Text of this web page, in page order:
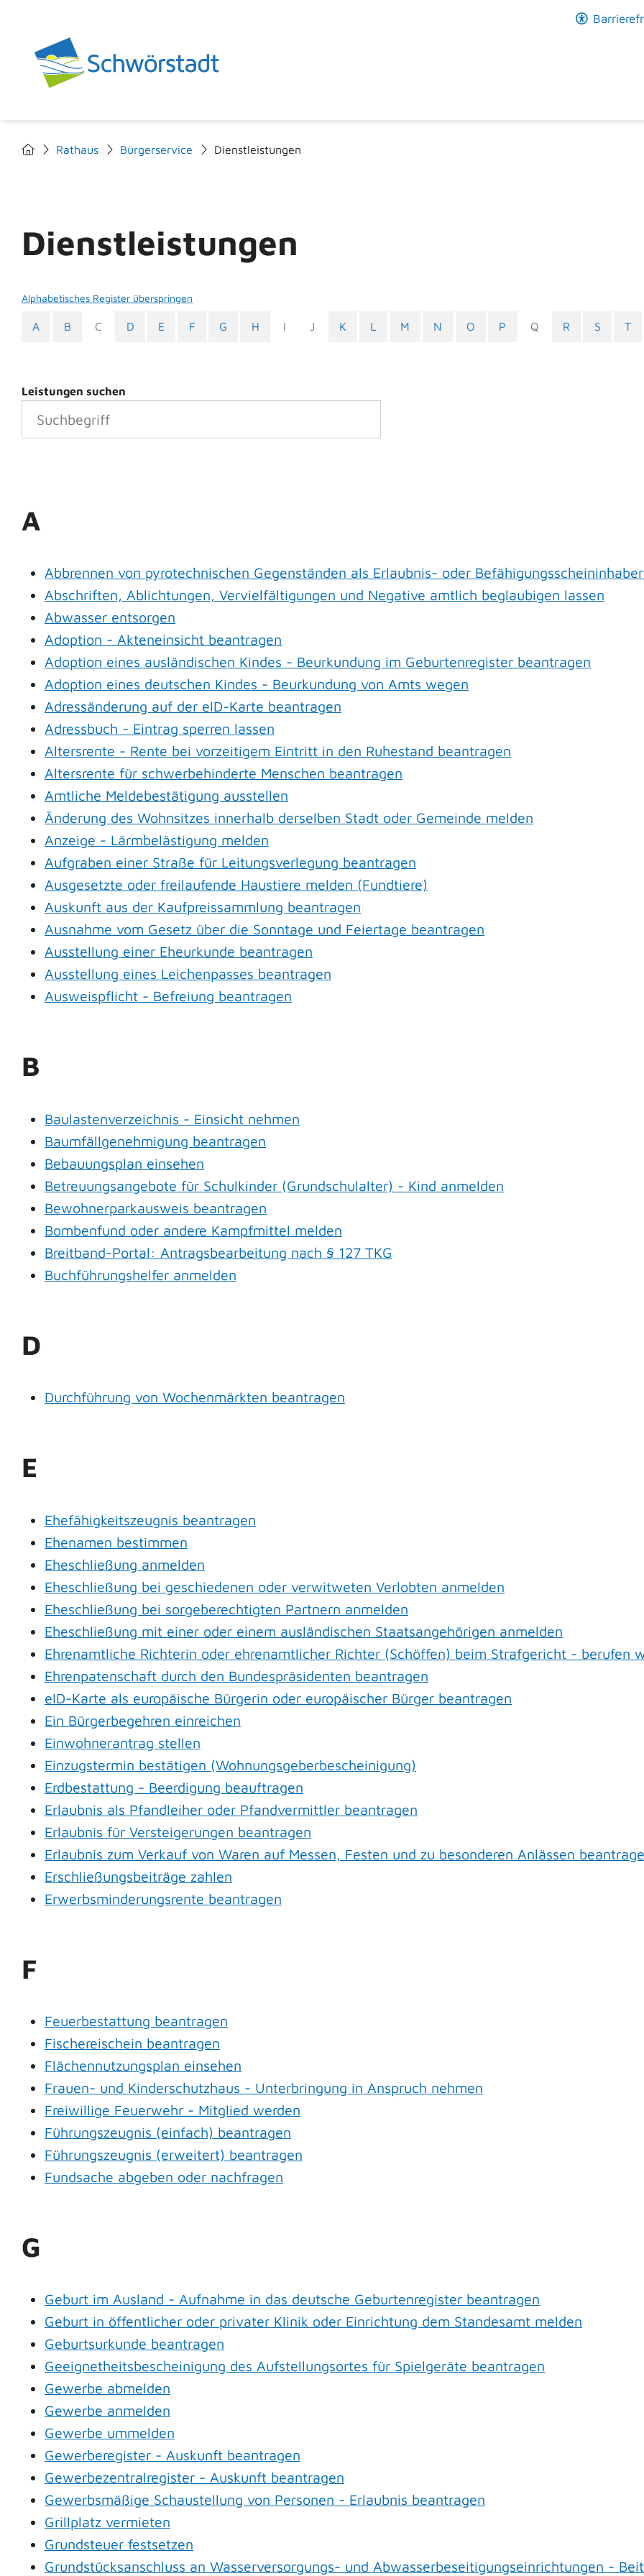
Rathaus Bürgerservice Dienstleistungen
Dienstleistungen
Alphabetisches Register überspringen
A B C D E F G H I J K L M N O P Q R S T
Leistungen suchen
A
Abbrennen von pyrotechnischen Gegenständen als Erlaubnis- oder
Abschriften, Ablichtungen, Vervielfältigungen und Negative amtlich beglaubigen lassen
Abwasser entsorgen
Adoption - Akteneinsicht beantragen
Adoption eines ausländischen Kindes - Beurkundung im Geburtenregister beantragen
Adoption eines deutschen Kindes - Beurkundung von Amts wegen
Adressänderung auf der eID-Karte beantragen
Adressbuch - Eintrag sperren lassen
Altersrente - Rente bei vorzeitigem Eintritt in den Ruhestand beantragen
Altersrente für schwerbehinderte Menschen beantragen
Amtliche Meldebestätigung ausstellen
Änderung des Wohnsitzes innerhalb derselben Stadt oder Gemeinde melden
Anzeige - Lärmbelästigung melden
Aufgraben einer Straße für Leitungsverlegung beantragen
Ausgesetzte oder freilaufende Haustiere melden (Fundtiere)
Auskunft aus der Kaufpreissammlung beantragen
Ausnahme vom Gesetz über die Sonntage und Feiertage beantragen
Ausstellung einer Eheurkunde beantragen
Ausstellung eines Leichenpasses beantragen
Ausweispflicht - Befreiung beantragen
B
Baulastenverzeichnis - Einsicht nehmen
Baumfällgenehmigung beantragen
Bebauungsplan einsehen
Betreuungsangebote für Schulkinder (Grundschulalter) - Kind anmelden
Bewohnerparkausweis beantragen
Bombenfund oder andere Kampfmittel melden
Breitband-Portal: Antragsbearbeitung nach § 127 TKG
Buchführungshelfer anmelden
D
Durchführung von Wochenmärkten beantragen
E
Ehefähigkeitszeugnis beantragen
Ehenamen bestimmen
Eheschließung anmelden
Eheschließung bei geschiedenen oder verwitweten Verlobten anmelden
Eheschließung bei sorgeberechtigten Partnern anmelden
Eheschließung mit einer oder einem ausländischen Staatsangehörigen anmelden
Ehrenamtliche Richterin oder ehrenamtlicher Richter (Schöffen) beim Strafgericht - berufen
Ehrenpatenschaft durch den Bundespräsidenten beantragen
eID-Karte als europäische Bürgerin oder europäischer Bürger beantragen
Ein Bürgerbegehren einreichen
Einwohnerantrag stellen
Einzugstermin bestätigen (Wohnungsgeberbescheinigung)
Erdbestattung - Beerdigung beauftragen
Erlaubnis als Pfandleiher oder Pfandvermittler beantragen
Erlaubnis für Versteigerungen beantragen
Erlaubnis zum Verkauf von Waren auf Messen, Festen und zu besonderen Anlässen
Erschließungsbeiträge zahlen
Erwerbsminderungsrente beantragen
F
Feuerbestattung beantragen
Fischereischein beantragen
Flächennutzungsplan einsehen
Frauen- und Kinderschutzhaus - Unterbringung in Anspruch nehmen
Freiwillige Feuerwehr - Mitglied werden
Führungszeugnis (einfach) beantragen
Führungszeugnis (erweitert) beantragen
Fundsache abgeben oder nachfragen
G
Geburt im Ausland - Aufnahme in das deutsche Geburtenregister beantragen
Geburt in öffentlicher oder privater Klinik oder Einrichtung dem Standesamt melden
Geburtsurkunde beantragen
Geeignetheitsbescheinigung des Aufstellungsortes für Spielgeräte beantragen
Gewerbe abmelden
Gewerbe anmelden
Gewerbe ummelden
Gewerberegister - Auskunft beantragen
Gewerbezentralregister - Auskunft beantragen
Gewerbsmäßige Schaustellung von Personen - Erlaubnis beantragen
Grillplatz vermieten
Grundsteuer festsetzen
Grundstücksanschluss an Wasserversorgungs- und Abwasserbeseitigungseinrichtungen -